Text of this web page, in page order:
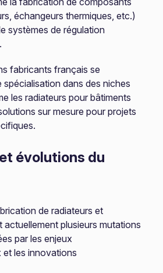
échangeurs thermiques, etc.)
systèmes de régulation
fabricants français se
spécialisation dans des niches
les radiateurs pour bâtiments
sur mesure pour projets
évolutions du
de radiateurs et
actuellement plusieurs mutations
par les enjeux
les innovations